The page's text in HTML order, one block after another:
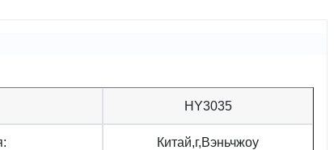
HY3035
Китай,г,Вэньчжоу